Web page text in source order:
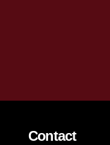
Contact